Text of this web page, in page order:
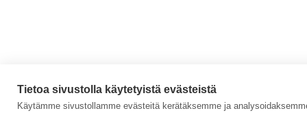
Tietoa sivustolla käytetyistä evästeistä
Käytämme sivustollamme evästeitä kerätäksemme ja